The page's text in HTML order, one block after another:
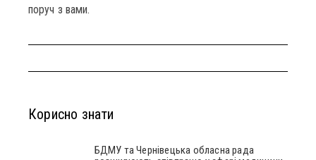
поруч з вами.
Корисно знати
БДМУ та Чернівецька обласна рада